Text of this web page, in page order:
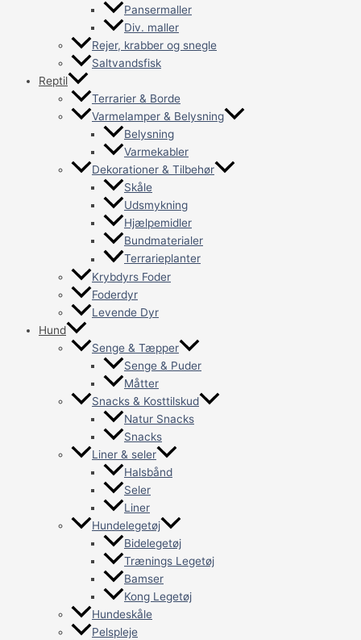
Pansermaller
Div. maller
Rejer, krabber og snegle
Saltvandsfisk
Reptil
Terrarier & Borde
Varmelamper & Belysning
Belysning
Varmekabler
Dekorationer & Tilbehør
Skåle
Udsmykning
Hjælpemidler
Bundmaterialer
Terrarieplanter
Krybdyrs Foder
Foderdyr
Levende Dyr
Hund
Senge & Tæpper
Senge & Puder
Måtter
Snacks & Kosttilskud
Natur Snacks
Snacks
Liner & seler
Halsbånd
Seler
Liner
Hundelegetøj
Bidelegetøj
Trænings Legetøj
Bamser
Kong Legetøj
Hundeskåle
Pelspleje